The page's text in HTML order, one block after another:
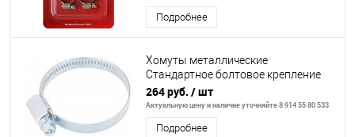
Подробнее
Хомуты металлические
Стандартное болтовое крепление
120-140мм, 25шт/уп,ширина 9мм //
ШУРУПЬ
264 руб. / шт
Актуальную цену и наличие уточняйте 8 914 55 80 533
Подробнее